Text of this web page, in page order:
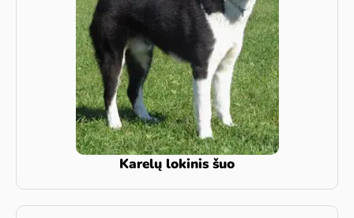
Karelų lokinis šuo